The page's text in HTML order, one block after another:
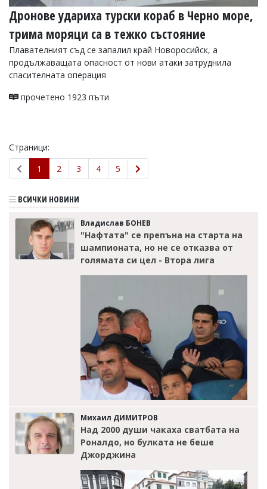
Дронове удариха турски кораб в Черно море,
трима моряци са в тежко състояние
Плавателният съд се запалил край Новоросийск, а
продължаващата опасност от нови атаки затруднила
спасителната операция
прочетено 1923 пъти
Страници:
1
2 3 4 5
ВСИЧКИ НОВИНИ
Владислав БОНЕВ
"Нафтата" се препъна на старта на
шампионата, но не се отказва от
голямата си цел - Втора лига
Михаил ДИМИТРОВ
Над 2000 души чакаха сватбата на
Роналдо, но булката не беше
Джорджина